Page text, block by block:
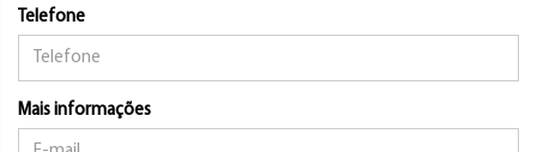
Telefone
Mais informações